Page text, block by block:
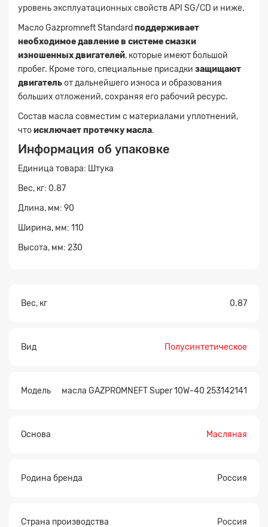
уровень эксплуатационных свойств API SG/CD и ниже.
Масло Gazpromneft Standard поддерживает
необходимое давление в системе смазки
изношенных двигателей, которые имеют большой
пробег. Кроме того, специальные присадки защищают
двигательот дальнейшего износа и образования
больших отложений, сохраняя его рабочий ресурс.
Состав масла совместим с материалами уплотнений,
чтоисключает протечку масла.
Информация об упаковке
Единица товара: Штука
Вес, кг: 0.87
Длина, мм: 90
Ширина, мм: 110
Высота, мм: 230
Вес, кг 0.87
Вид Полусинтетическое
Модель масла GAZPROMNEFT Super 10W-40 253142141
Основа Масляная
Родина бренда Россия
Страна производства Россия